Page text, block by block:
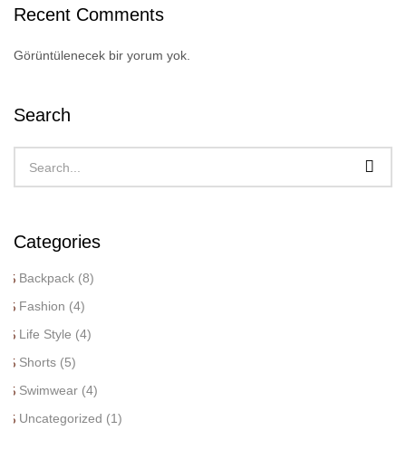
Recent Comments
Görüntülenecek bir yorum yok.
Search
Categories
Backpack (8)
Fashion (4)
Life Style (4)
Shorts (5)
Swimwear (4)
Uncategorized (1)